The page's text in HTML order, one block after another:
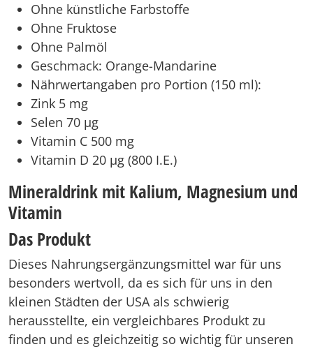
Ohne künstliche Farbstoffe
Ohne Fruktose
Ohne Palmöl
Geschmack: Orange-Mandarine
Nährwertangaben pro Portion (150 ml):
Zink 5 mg
Selen 70 µg
Vitamin C 500 mg
Vitamin D 20 µg (800 I.E.)
Mineraldrink mit Kalium, Magnesium und
Vitamin
Das Produkt
Dieses Nahrungsergänzungsmittel war für uns
besonders wertvoll, da es sich für uns in den
kleinen Städten der USA als schwierig
herausstellte, ein vergleichbares Produkt zu
finden und es gleichzeitig so wichtig für unseren